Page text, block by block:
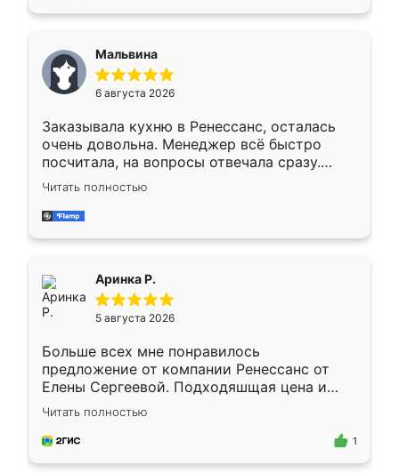
меньше, здесь же он более разнообразный.
Мне нравится ,если что-то потребуется из
мебели буду заказывать только здесь.
Мальвина
6 августа 2026
Заказывала кухню в Ренессанс, осталась
очень довольна. Менеджер всё быстро
посчитала, на вопросы отвечала сразу.
Замерщик приехал в субботу, подошёл к
делу со всей ответственностью. Собрали
за день, ребята работали аккуратно, даже
Читать полностью
Аринка Р.
5 августа 2026
Больше всех мне понравилось
предложение от компании Ренессанс от
Елены Сергеевой. Подходяшщая цена и
короткие сроки изготовления. Приехавший
для замера сотрудник Владислав
предложил по моему эскизу самый
Читать полностью
1